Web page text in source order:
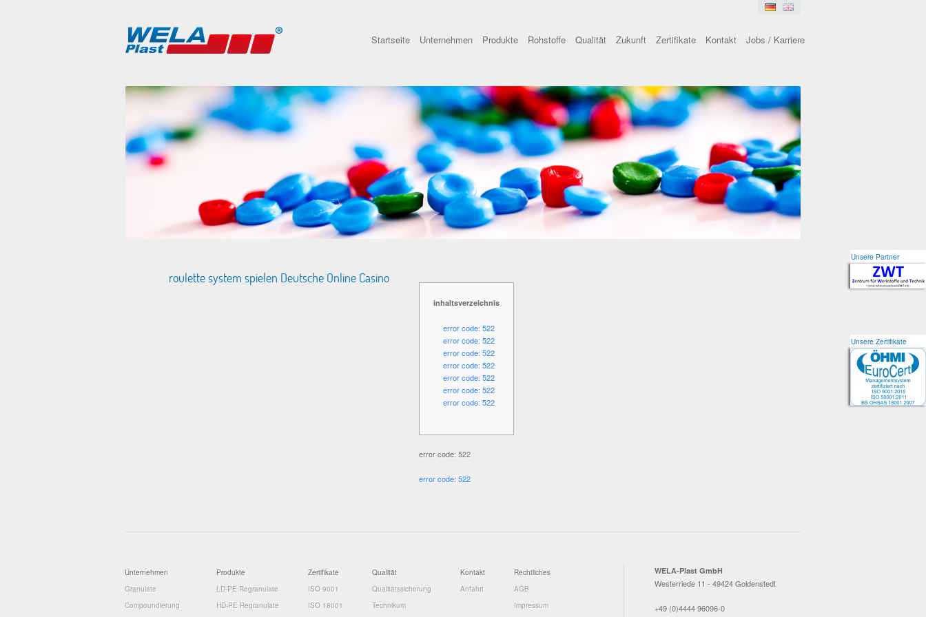
Startseite Unternehmen Produkte Rohstoffe Qualität Zukunft Zertifikate Kontakt Jobs / Karriere
roulette system spielen Deutsche Online Casino
inhaltsverzeichnis
error code: 522
error code: 522
error code: 522
error code: 522
error code: 522
error code: 522
error code: 522
error code: 522
error code: 522
Unsere Partner
Unsere Zertifikate
Unsere Partner
Unsere Zertifikate
Unternehmen
Granulate
Compoundierung
Produkte
LD-PE Regranulate
HD-PE Regranulate
Zertifikate
ISO 9001
ISO 18001
Qualität
Qualitätssicherung
Technikum
Kontakt
Anfahrt
Rechtliches
AGB
Impressum
WELA-Plast GmbH
Westerriede 11 - 49424 Goldenstedt
+49 (0)4444 96096-0